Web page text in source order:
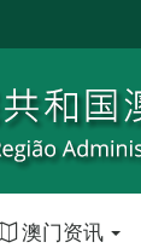
澳门资讯